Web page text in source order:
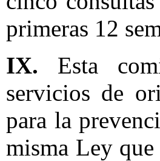
primeras 12
IX. Esta
servicios de
para la
misma Ley